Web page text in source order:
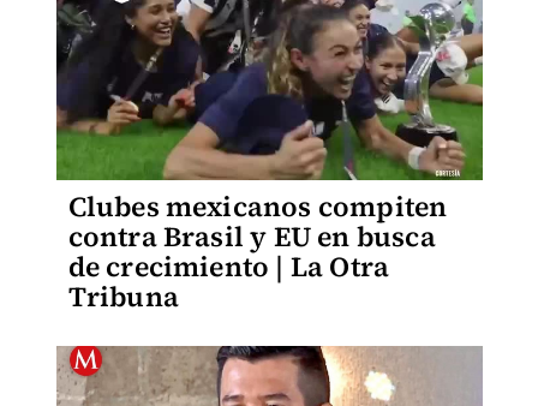
Clubes mexicanos compiten
contra Brasil y EU en busca
de crecimiento | La Otra
Tribuna